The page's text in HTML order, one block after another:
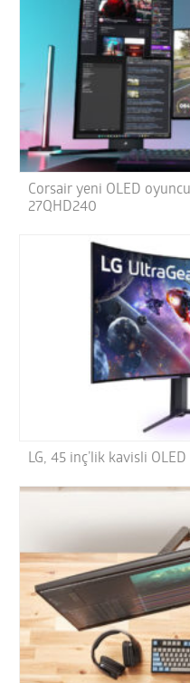
Corsair yeni OLED
27QHD240
LG, 45 inç’lik kavisli